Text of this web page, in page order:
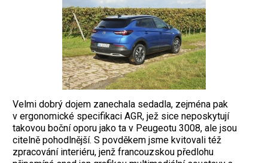
Velmi dobrý dojem zanechala sedadla, zejména pak
v ergonomické specifikaci AGR, jež sice neposkytují
takovou boční oporu jako ta v Peugeotu 3008, ale jsou
citelně pohodlnější. S povděkem jsme kvitovali též
zpracování interiéru, jenž francouzskou předlohu